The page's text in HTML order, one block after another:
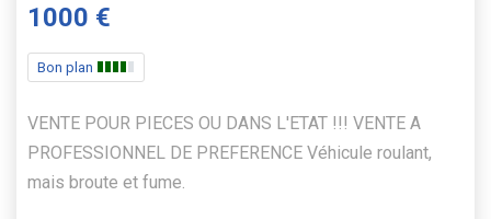
1000 €
Bon plan
VENTE POUR PIECES OU DANS L'ETAT !!! VENTE A
PROFESSIONNEL DE PREFERENCE Véhicule roulant,
mais broute et fume.